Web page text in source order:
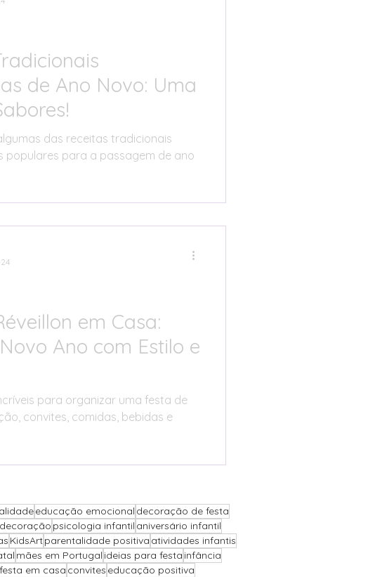
de Ano Novo: Uma
das receitas tradicionais
populares para a passagem de ano
em Casa:
Ano com Estilo e
para organizar uma festa de
convites, comidas, bebidas e
educação emocional decoração de festa
decoração psicologia infantil aniversário infantil
KidsArtparentalidade positiva atividades infantis
mães em Portugal ideias para festa infância
festa em casa convites educação positiva